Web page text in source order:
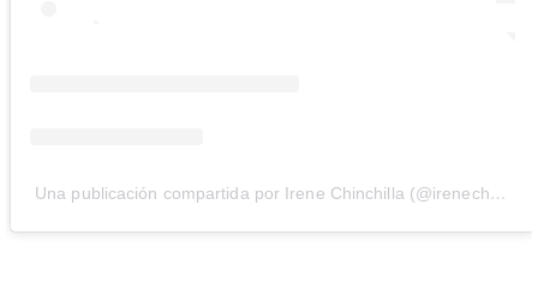
Una publicación compartida por Irene Chinchilla (@irenechinchilla_)